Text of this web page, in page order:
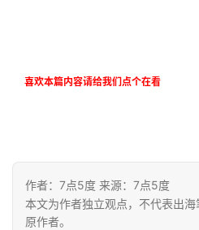
喜欢本篇内容请给我们点个在看
作者：7点5度 来源：7点5度
本文为作者独立观点，不代表出
原作者。